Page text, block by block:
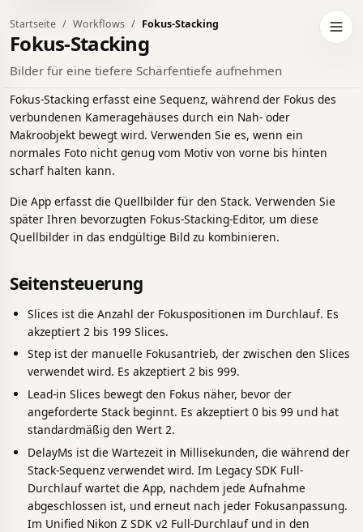
Sie zum dunklen Design
Startseite Workflows Fokus-Stacking
Fokus-Stacking
Bilder für eine tiefere Schärfentiefe aufnehmen
Fokus-Stacking erfasst eine Sequenz, während der Fokus des
verbundenen Kameragehäuses durch ein Nah- oder
Makroobjekt bewegt wird. Verwenden Sie es, wenn ein
normales Foto nicht genug vom Motiv von vorne bis hinten
scharf halten kann.
Die App erfasst die Quellbilder für den Stack. Verwenden Sie
später Ihren bevorzugten Fokus-Stacking-Editor, um diese
Quellbilder in das endgültige Bild zu kombinieren.
Seitensteuerung
Slices ist die Anzahl der Fokuspositionen im Durchlauf. Es
akzeptiert 2 bis 199 Slices.
Step ist der manuelle Fokusantrieb, der zwischen den Slices
verwendet wird. Es akzeptiert 2 bis 999.
Lead-in Slices bewegt den Fokus näher, bevor der
angeforderte Stack beginnt. Es akzeptiert 0 bis 99 und hat
standardmäßig den Wert 2.
DelayMs ist die Wartezeit in Millisekunden, die während der
Stack-Sequenz verwendet wird. Im Legacy SDK Full-
Durchlauf wartet die App, nachdem jede Aufnahme
abgeschlossen ist, und erneut nach jeder Fokusanpassung.
Im Unified Nikon Z SDK v2 Full-Durchlauf und in den